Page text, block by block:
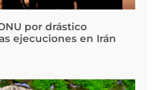
por drástico
ejecuciones en Irán